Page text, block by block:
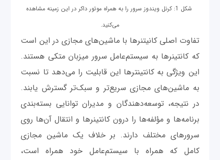
شکل 1: کرنل ویندوز سرور را به همراه موتور داکر در این زمینه مشاهده
می‌کنید.
تفاوت اصلی کانیتنرها با ماشین‌های مجازی در این است
که کانتینرها به سیستم‌عامل سرور میزبان متکی هستند.
این ویژگی به کانتینترها این قابلیت را می‌دهد تا نسبت
به ماشین‌های مجازی سریع‌تر و سبک‌تر گسترش یابند.
در نتیجه، توسعه‌دهندگان و مدیران توانایی بسته‌بندی
برنامه‌ها و مؤلفه‌ها را درون کانتینرها و انتقال آن‌ها روی
سرورهای مختلف دارند. بر خلاف یک ماشین مجازی
کامل که همراه با سیستم‌عامل خود همراه است،